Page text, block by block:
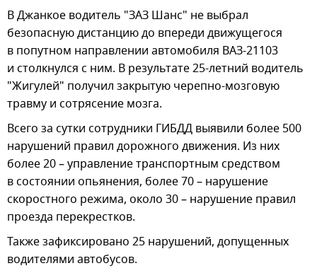
В Джанкое водитель "ЗАЗ Шанс" не выбрал
безопасную дистанцию до впереди движущегося
в попутном направлении автомобиля ВАЗ-21103
и столкнулся с ним. В результате 25-летний водитель
"Жигулей" получил закрытую черепно-мозговую
травму и сотрясение мозга.
Всего за сутки сотрудники ГИБДД выявили более 500
нарушений правил дорожного движения. Из них
более 20 – управление транспортным средством
в состоянии опьянения, более 70 – нарушение
скоростного режима, около 30 – нарушение правил
проезда перекрестков.
Также зафиксировано 25 нарушений, допущенных
водителями автобусов.